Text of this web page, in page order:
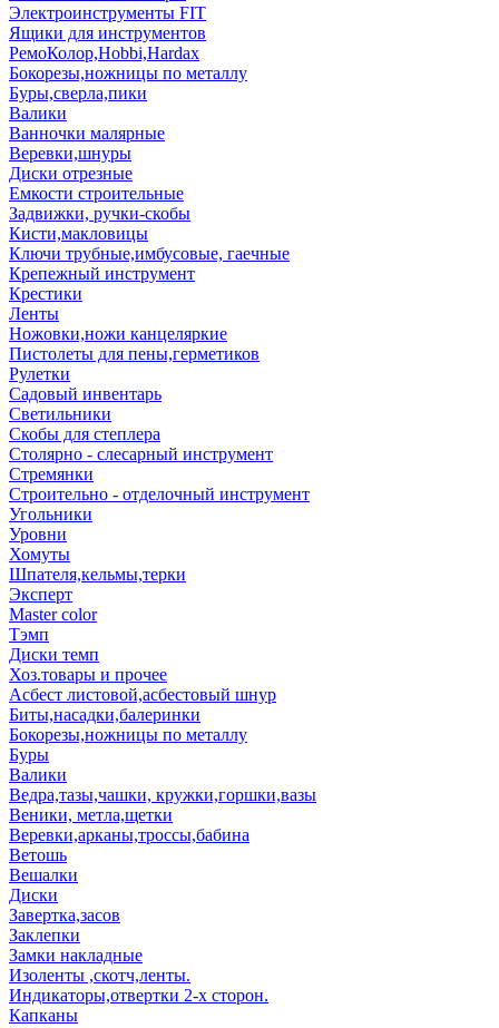
Электроинструменты FIT
Ящики для инструментов
РемоКолор,Hobbi,Hardax
Бокорезы,ножницы по металлу
Буры,сверла,пики
Валики
Ванночки малярные
Веревки,шнуры
Диски отрезные
Емкости строительные
Задвижки, ручки-скобы
Кисти,макловицы
Ключи трубные,имбусовые, гаечные
Крепежный инструмент
Крестики
Ленты
Ножовки,ножи канцеляркие
Пистолеты для пены,герметиков
Рулетки
Садовый инвентарь
Светильники
Скобы для степлера
Столярно - слесарный инструмент
Стремянки
Строительно - отделочный инструмент
Угольники
Уровни
Хомуты
Шпателя,кельмы,терки
Эксперт
Master color
Тэмп
Диски темп
Хоз.товары и прочее
Асбест листовой,асбестовый шнур
Биты,насадки,балеринки
Бокорезы,ножницы по металлу
Буры
Валики
Ведра,тазы,чашки, кружки,горшки,вазы
Веники, метла,щетки
Веревки,арканы,троссы,бабина
Ветошь
Вешалки
Диски
Завертка,засов
Заклепки
Замки накладные
Изоленты ,скотч,ленты.
Индикаторы,отвертки 2-х сторон.
Капканы